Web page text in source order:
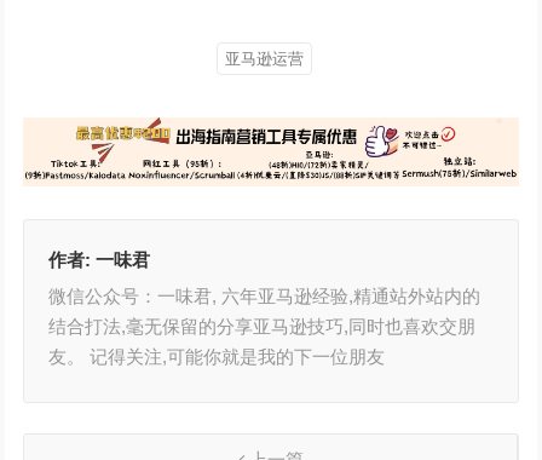
亚马逊运营
作者:一味君
微信公众号：一味君, 六年亚马逊经验,精通站外站内的
结合打法,毫无保留的分享亚马逊技巧,同时也喜欢交朋
友。 记得关注,可能你就是我的下一位朋友